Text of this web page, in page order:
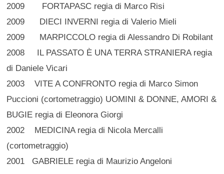
2009 FORTAPASC regia di Marco Risi
2009 DIECI INVERNI regia di Valerio Mieli
2009 MARPICCOLO regia di Alessandro Di Robilant
2008 IL PASSATO È UNA TERRA STRANIERA regia
di Daniele Vicari
2003 VITE A CONFRONTO regia di Marco Simon
Puccioni (cortometraggio) UOMINI & DONNE, AMORI &
BUGIE regia di Eleonora Giorgi
2002 MEDICINA regia di Nicola Mercalli
(cortometraggio)
2001 GABRIELE regia di Maurizio Angeloni